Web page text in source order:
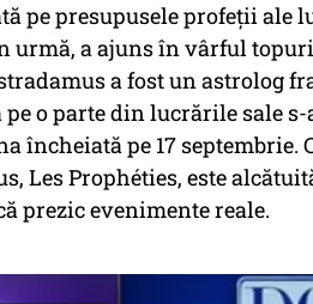
pe presupusele profeții ale
urmă, a ajuns în vârful
a fost un astrolog
pe o parte din lucrările sale
încheiată pe 17 septembrie.
Les Prophéties, este
prezic evenimente reale.